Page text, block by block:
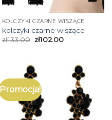
KOLCZYKI CZARNE WISZĄCE
kolczyki czarne wiszące
zł133.00 zł102.00
Promocja!